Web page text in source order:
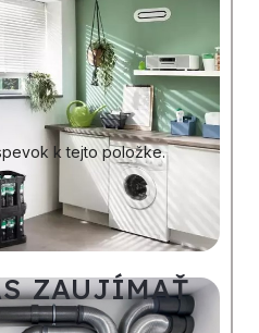
k tejto položke.
ZAUJÍMAŤ